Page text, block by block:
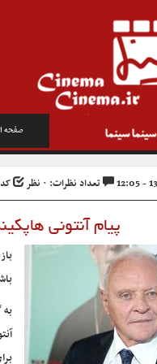
صفحه
تعداد نظرات: ۰ نظر کد
پیام آنتونی